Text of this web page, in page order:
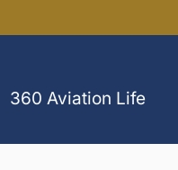
360 Aviation Life